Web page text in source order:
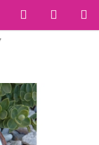
Hledat
KOŠÍK